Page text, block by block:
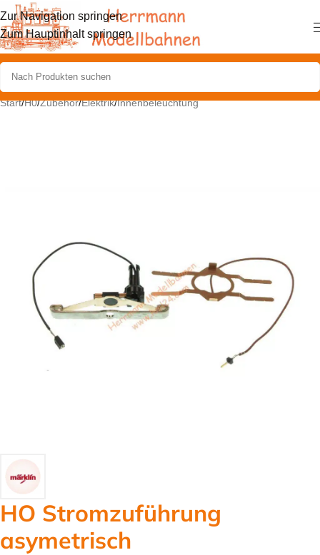
Zur Navigation springen
Zum Hauptinhalt springen
Start/H0/Zubehör/Elektrik/Innenbeleuchtung
HO Stromzuführung
asymetrisch